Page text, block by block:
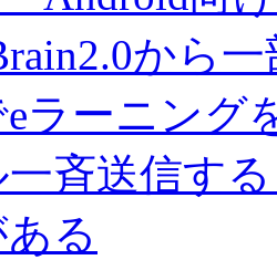
から
ラーニング
一斉送信す
る